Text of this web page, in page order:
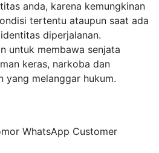
anda, karena kemungkinan
tertentu ataupun saat ada
diperjalanan.
untuk membawa senjata
keras, narkoba dan
yang melanggar hukum.
WhatsApp Customer